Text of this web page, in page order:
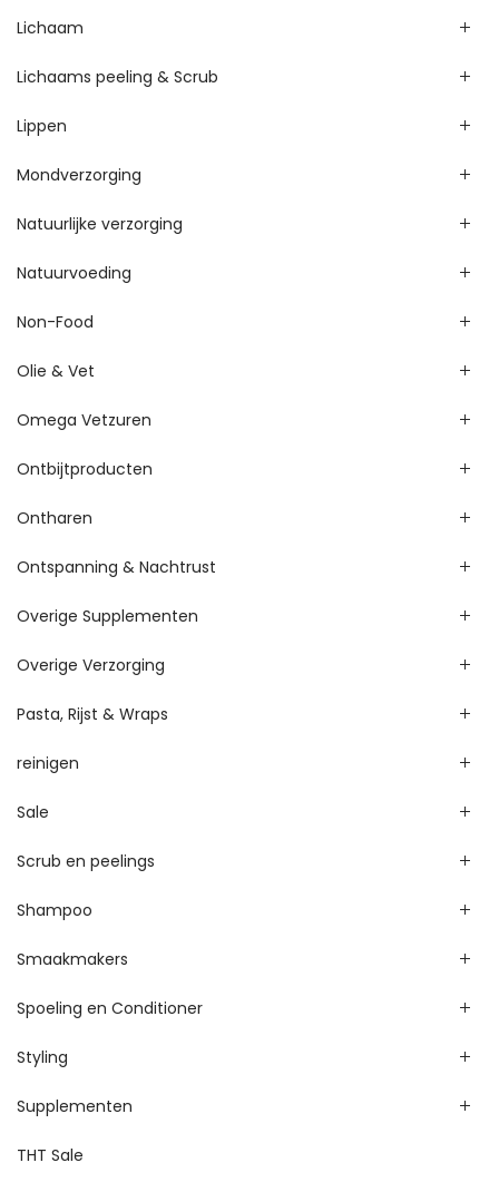
Lichaam
Lichaams peeling & Scrub
Lippen
Mondverzorging
Natuurlijke verzorging
Natuurvoeding
Non-Food
Olie & Vet
Omega Vetzuren
Ontbijtproducten
Ontharen
Ontspanning & Nachtrust
Overige Supplementen
Overige Verzorging
Pasta, Rijst & Wraps
reinigen
Sale
Scrub en peelings
Shampoo
Smaakmakers
Spoeling en Conditioner
Styling
Supplementen
THT Sale